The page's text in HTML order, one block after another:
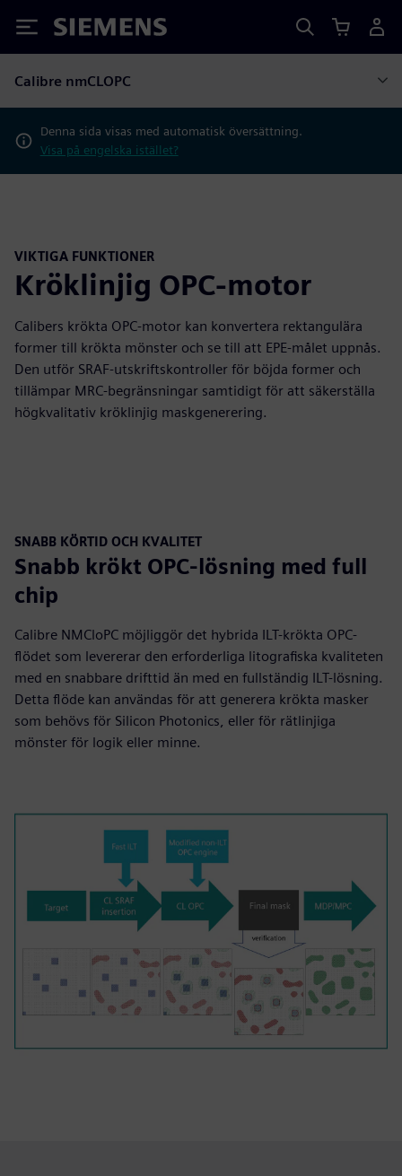
Siemens
Calibre nmCLOPC
Denna sida visas med automatisk översättning.
Visa på engelska istället?
VIKTIGA FUNKTIONER
Kröklinjig OPC-motor
Calibers krökta OPC-motor kan konvertera rektangulära
former till krökta mönster och se till att EPE-målet uppnås.
Den utför SRAF-utskriftskontroller för böjda former och
tillämpar MRC-begränsningar samtidigt för att säkerställa
högkvalitativ kröklinjig maskgenerering.
SNABB KÖRTID OCH KVALITET
Snabb krökt OPC-lösning med full
chip
Calibre NMCloPC möjliggör det hybrida ILT-krökta OPC-
flödet som levererar den erforderliga litografiska kvaliteten
med en snabbare drifttid än med en fullständig ILT-lösning.
Detta flöde kan användas för att generera krökta masker
som behövs för Silicon Photonics, eller för rätlinjiga
mönster för logik eller minne.